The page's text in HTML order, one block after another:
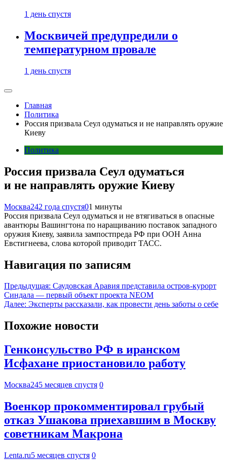
1 день спустя
Москвичей предупредили о
температурном провале
1 день спустя
Главная
Политика
Россия призвала Сеул одуматься и не направлять оружие
Киеву
Политика
Россия призвала Сеул одуматься
и не направлять оружие Киеву
Москва242 года спустя01 минуты
Россия призвала Сеул одуматься и не втягиваться в опасные
авантюры Вашингтона по наращиванию поставок западного
оружия Киеву, заявила зампостпреда РФ при ООН Анна
Евстигнеева, слова которой приводит ТАСС.
Навигация по записям
Предыдущая: Саудовская Аравия представила остров-курорт
Синдала — первый объект проекта NEOM
Далее: Эксперты рассказали, как провести день заботы о себе
Похожие новости
Генконсульство РФ в иранском
Исфахане приостановило работу
Москва245 месяцев спустя 0
Военкор прокомментировал грубый
отказ Ушакова приехавшим в Москву
советникам Макрона
Lenta.ru5 месяцев спустя 0